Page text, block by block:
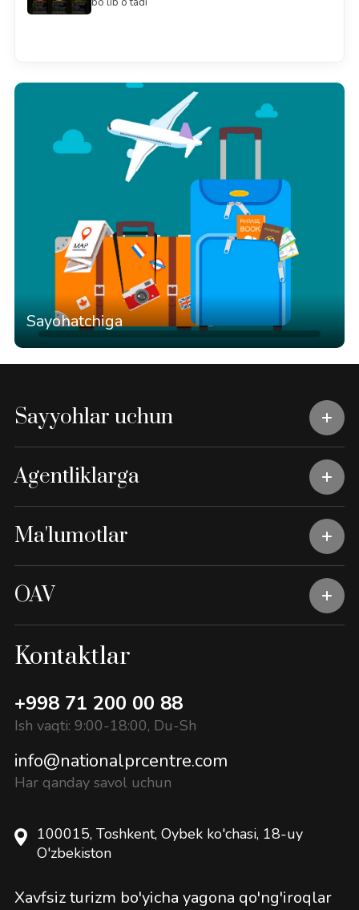
Sayohatchiga
Sayyohlar uchun
Agentliklarga
Ma'lumotlar
OAV
Kontaktlar
+998 71 200 00 88
Ish vaqti: 9:00-18:00, Du-Sh
info@nationalprcentre.com
Har qanday savol uchun
100015, Toshkent, Oybek ko'chasi, 18-uy
O'zbekiston
Xavfsiz turizm bo'yicha yagona qo'ng'iroqlar